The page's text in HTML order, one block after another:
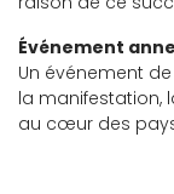
Événement
Un événement
la manifestation,
au cœur des